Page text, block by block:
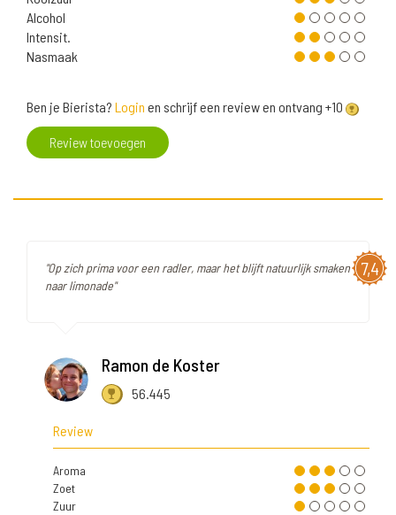
Alcohol
Intensit.
Nasmaak
Ben je Bierista? Login en schrijf een review en ontvang +10
Review toevoegen
7,4
"Op zich prima voor een radler, maar het blijft natuurlijk smaken
naar limonade"
Ramon de Koster
56.445
Review
Aroma
Zoet
Zuur